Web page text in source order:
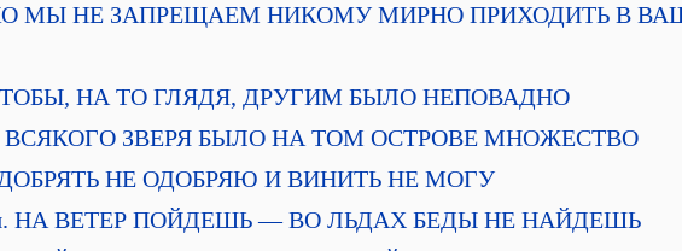
МЫ НЕ ЗАПРЕЩАЕМ НИКОМУ МИРНО ПРИХОДИТЬ В
ЧТОБЫ, НА ТО ГЛЯДЯ, ДРУГИМ БЫЛО НЕПОВАДНО
И ВСЯКОГО ЗВЕРЯ БЫЛО НА ТОМ ОСТРОВЕ МНОЖЕСТВО
ОДОБРЯТЬ НЕ ОДОБРЯЮ И ВИНИТЬ НЕ МОГУ
НА ВЕТЕР ПОЙДЕШЬ — ВО ЛЬДАХ БЕДЫ НЕ НАЙДЕШЬ